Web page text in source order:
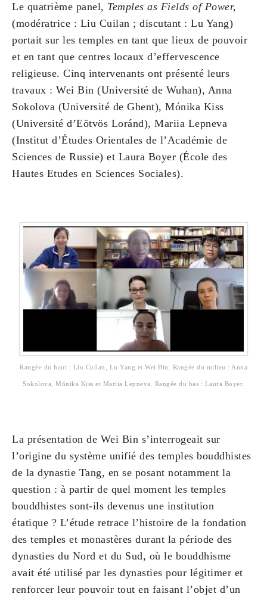
Le quatrième panel, Temples as Fields of Power,
(modératrice : Liu Cuilan ; discutant : Lu Yang)
portait sur les temples en tant que lieux de pouvoir
et en tant que centres locaux d’effervescence
religieuse. Cinq intervenants ont présenté leurs
travaux : Wei Bin (Université de Wuhan), Anna
Sokolova (Université de Ghent), Mónika Kiss
(Université d’Eötvös Loránd), Mariia Lepneva
(Institut d’Études Orientales de l’Académie de
Sciences de Russie) et Laura Boyer (École des
Hautes Etudes en Sciences Sociales).
Rangée du haut : Liu Cuilan, Lu Yang et Wei Bin. Rangée du milieu : Anna
Sokolova, Mónika Kiss et Mariia Lepneva. Rangée du bas : Laura Boyer.
La présentation de Wei Bin s’interrogeait sur
l’origine du système unifié des temples bouddhistes
de la dynastie Tang, en se posant notamment la
question : à partir de quel moment les temples
bouddhistes sont-ils devenus une institution
étatique ? L’étude retrace l’histoire de la fondation
des temples et monastères durant la période des
dynasties du Nord et du Sud, où le bouddhisme
avait été utilisé par les dynasties pour légitimer et
renforcer leur pouvoir tout en faisant l’objet d’un